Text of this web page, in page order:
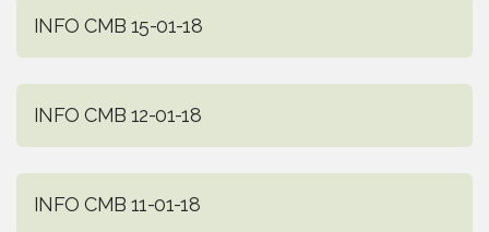
INFO CMB 15-01-18
INFO CMB 12-01-18
INFO CMB 11-01-18